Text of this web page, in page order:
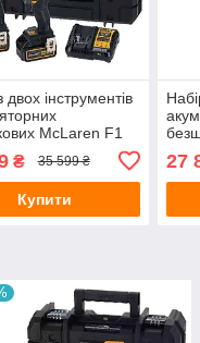
двох інструментів
McLaren F1
EDITION
DCK200MP2T
₴ 35 599 ₴
Купити
27